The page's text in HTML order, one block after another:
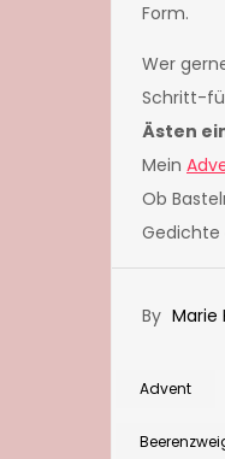
Form.
Wer
Schritt-
Ästen
Mein
Ob
Gedichte
By Marie
Advent